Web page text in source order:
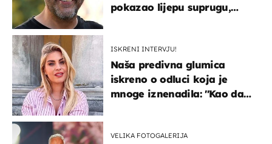
pokazao lijepu suprugu,
ISKRENI INTERVJU!
Naša predivna glumica
iskreno o odluci koja je
mnoge iznenadila: ''Kao da
VELIKA FOTOGALERIJA